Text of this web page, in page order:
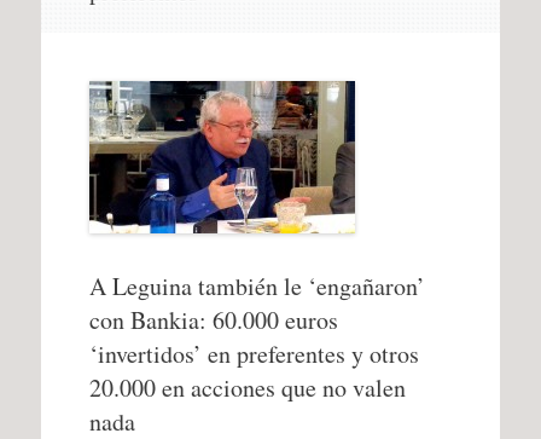
A Leguina también le ‘engañaron’
con Bankia: 60.000 euros
‘invertidos’ en preferentes y otros
20.000 en acciones que no valen
nada